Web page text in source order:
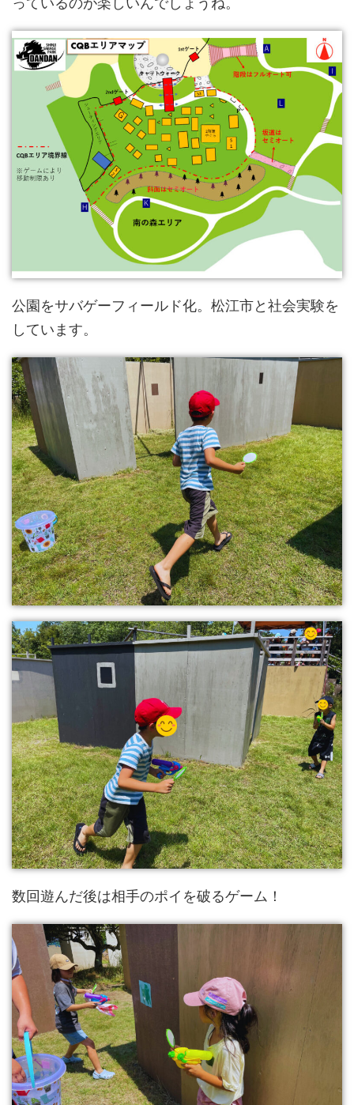
公園をサバゲーフィールド化。松江市と社会実験を
しています。
数回遊んだ後は相手のポイを破るゲーム！